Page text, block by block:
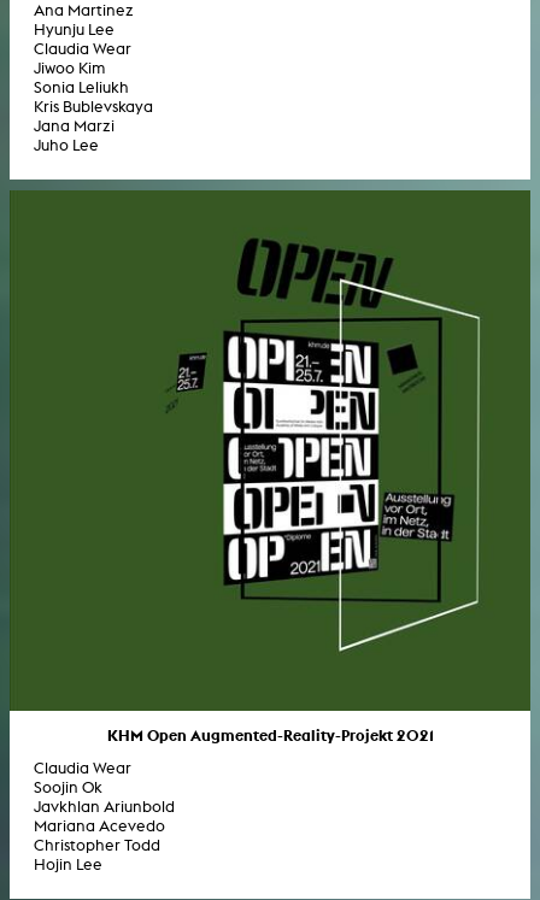
Ana Martinez
Hyunju Lee
Claudia Wear
Jiwoo Kim
Sonia Leliukh
Kris Bublevskaya
Jana Marzi
Juho Lee
KHM Open Augmented-Reality-Projekt 2021
Claudia Wear
Soojin Ok
Javkhlan Ariunbold
Mariana Acevedo
Christopher Todd
Hojin Lee